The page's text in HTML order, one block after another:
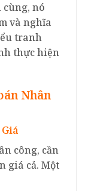
cùng, nó
và nghĩa
tranh
thực hiện
Nhân
công, cần
giá cả. Một